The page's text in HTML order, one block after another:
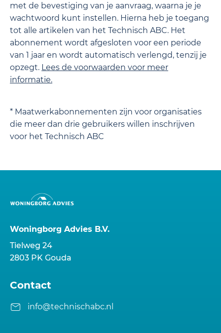
met de bevestiging van je aanvraag, waarna je je
wachtwoord kunt instellen. Hierna heb je toegang
tot alle artikelen van het Technisch ABC. Het
abonnement wordt afgesloten voor een periode
van 1 jaar en wordt automatisch verlengd, tenzij je
opzegt. Lees de voorwaarden voor meer
informatie.
* Maatwerkabonnementen zijn voor organisaties
die meer dan drie gebruikers willen inschrijven
voor het Technisch ABC
Woningborg Advies B.V.
Tielweg 24
2803 PK Gouda
Contact
info@technischabc.nl